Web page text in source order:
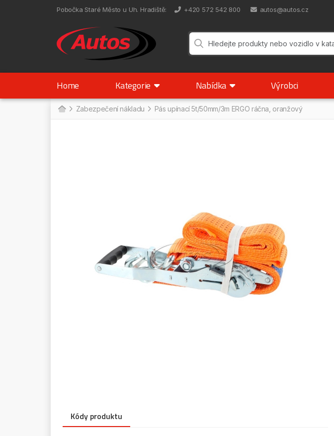
Pobočka Staré Město u Uh. Hradiště: +420 572 542 800 autos@autos.cz
Home Kategorie Nabídka Výrobci
Zabezpečení nákladu Pás upínací 5t/50mm/3m ERGO ráčna, oranžový
Kódy produktu